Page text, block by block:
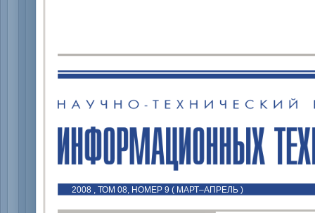
2008 , ТОМ 08, НОМЕР 9 ( МАРТ–АПРЕЛЬ )